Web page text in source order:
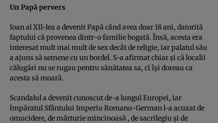
Un Papă pervers
Ioan al XII-lea a devenit Papă când avea doar 18 ani, datorită
faptului că provenea dintr-o familie bogată. Însă, acesta era
interesat mult mai mult de sex decât de religie, iar palatul său
a ajuns să semene cu un bordel. S-a afirmat chiar şi că localii
călugări nu se rugau pentru sănătatea sa, ci îşi doreau ca
acesta să moară.
Scandalul a devenit cunoscut de-a lungul Europei, iar
împăratul Sfântului Imperiu Romano-German l-a acuzat de
omucidere, de mărturie mincinoasă , de sacrilegiu şi de